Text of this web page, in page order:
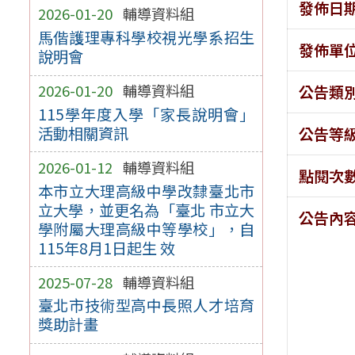
2026-01-20 輔導資料組
馬偕護理專科學校視光學系招生
說明會
2026-01-20 輔導資料組
115學年度入學「家長說明會」
活動相關資訊
2026-01-12 輔導資料組
本市立大理高級中學改隸臺北市
立大學，並更名為「臺北 市立大
學附屬大理高級中等學校」，自
115年8月1日起生 效
2025-07-28 輔導資料組
臺北市技術型高中長照人才培育
獎助計畫
發佈日
發佈單
公告類
公告等
點閱次
公告內